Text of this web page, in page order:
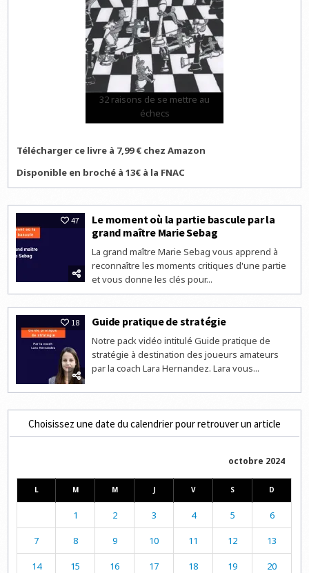
32 raisons de se mettre au
échecs
Télécharger ce livre à 7,99 € chez Amazon
Disponible en broché à 13€ à la FNAC
47
Le moment où la partie bascule par la
grand maître Marie Sebag
La grand maître Marie Sebag vous apprend à
reconnaître les moments critiques d'une partie
et vous donne les clés pour...
18 Guide pratique de stratégie
Notre pack vidéo intitulé Guide pratique de
stratégie à destination des joueurs amateurs
par la coach Lara Hernandez. Lara vous...
Choisissez une date du calendrier pour retrouver un article
octobre 2024
L M M J V S D
1 2 3 4 5 6
7 8 9 10 11 12 13
14 15 16 17 18 19 20